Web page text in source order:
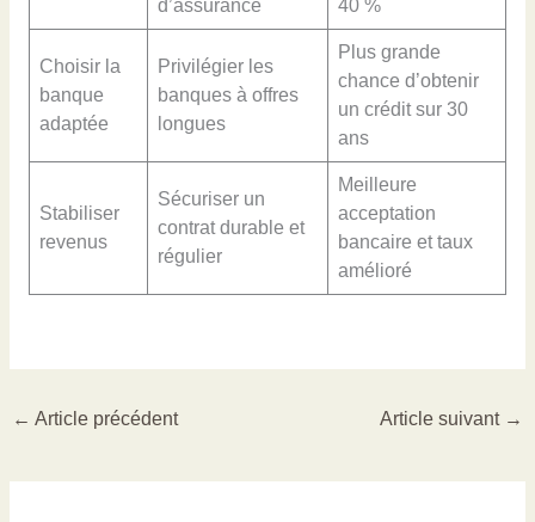
d’assurance
40 %
Choisir la
banque
adaptée
Privilégier les
banques à offres
longues
Plus grande
chance d’obtenir
un crédit sur 30
ans
Stabiliser
revenus
Sécuriser un
contrat durable et
régulier
Meilleure
acceptation
bancaire et taux
amélioré
← Article précédent Article suivant →